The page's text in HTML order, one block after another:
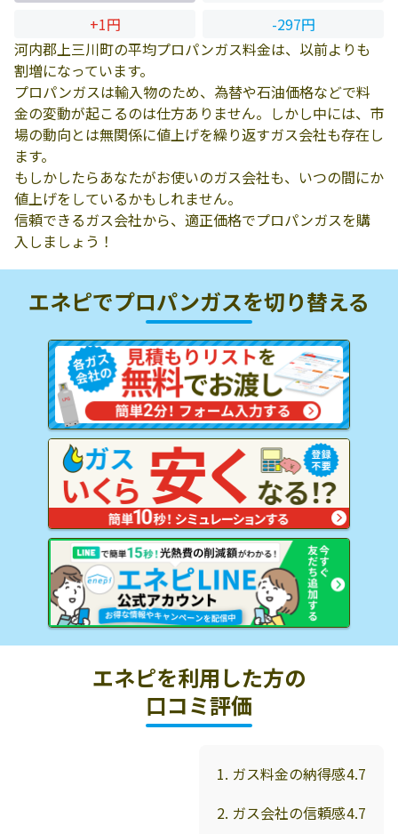
+1円
-297円
河内郡上三川町の平均プロパンガス料金は、以前よりも
割増になっています。
プロパンガスは輸入物のため、為替や石油価格などで料
金の変動が起こるのは仕方ありません。しかし中には、市
場の動向とは無関係に値上げを繰り返すガス会社も存在し
ます。
もしかしたらあなたがお使いのガス会社も、いつの間にか
値上げをしているかもしれません。
信頼できるガス会社から、適正価格でプロパンガスを購
入しましょう！
エネピでプロパンガスを切り替える
エネピを利用した方の
口コミ評価
1. ガス料金の納得感4.7
2. ガス会社の信頼感4.7